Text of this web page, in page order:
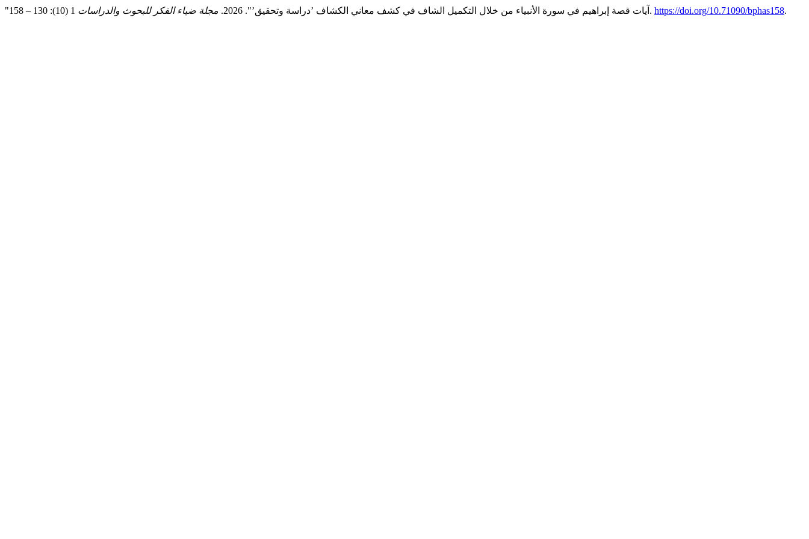
"آيات قصة إبراهيم في سورة الأنبياء من خلال التكميل الشاف في كشف معاني الكشاف ’دراسة وتحقيق’". 2026. مجلة ضياء الفكر للبحوث والدراسات 1 (10): 130 – 158. https://doi.org/10.71090/bphas158.